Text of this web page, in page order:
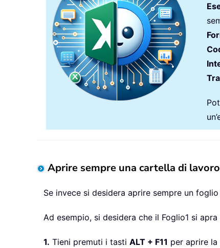
Aprire sempre una cartella di
Se invece si desidera aprire sempre un
Ad esempio, si desidera che il Foglio1 si
1. Tieni premuti i tasti ALT + F11 per aprire